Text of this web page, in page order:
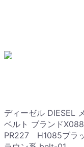
ディーゼル DIESEL
ベルト ブランド
PR227 H1085ブラ